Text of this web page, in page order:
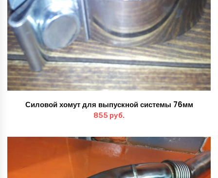
Силовой хомут для выпускной системы 76мм
855 руб.